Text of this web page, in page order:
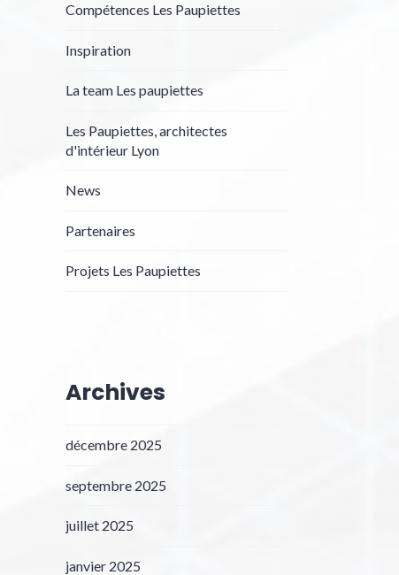
Compétences Les Paupiettes
Inspiration
La team Les paupiettes
Les Paupiettes, architectes
d'intérieur Lyon
News
Partenaires
Projets Les Paupiettes
Archives
décembre 2025
septembre 2025
juillet 2025
janvier 2025